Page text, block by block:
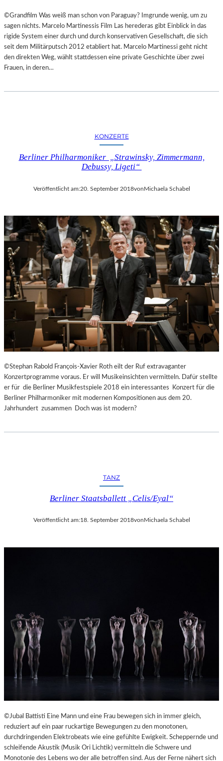
©Grandfilm Was weiß man schon von Paraguay? Imgrunde wenig, um zu
sagen nichts. Marcelo Martinessis Film Las herederas gibt Einblick in das
rigide System einer durch und durch konservativen Gesellschaft, die sich
seit dem Militärputsch 2012 etabliert hat. Marcelo Martinessi geht nicht
den direkten Weg, wählt stattdessen eine private Geschichte über zwei
Frauen, in deren…
KONZERTE
Berliner Philharmoniker „Strawinsky, Zimmermann,
Debussy, Ligeti“
Veröffentlicht am:20. September 2018vonMichaela Schabel
©Stephan Rabold François-Xavier Roth eilt der Ruf extravaganter
Konzertprogramme voraus. Er will Musikeinsichten vermitteln. Dafür stellte
er für die Berliner Musikfestspiele 2018 ein interessantes Konzert für die
Berliner Philharmoniker mit modernen Kompositionen aus dem 20.
Jahrhundert zusammen Doch was ist modern?
TANZ
Berliner Staatsballett „Celis/Eyal“
Veröffentlicht am:18. September 2018von Michaela Schabel
©Jubal Battisti Eine Mann und eine Frau bewegen sich in immer gleich,
reduziert auf ein paar ruckartige Bewegungen zu den monotonen,
durchdringenden Elektrobeats wie eine gefühlte Ewigkeit. Scheppernde und
schleifende Akustik (Musik Ori Lichtik) vermitteln die Schwere und
Monotonie des Lebens wo der alle betroffen sind. Aus der Ferne nähert sich